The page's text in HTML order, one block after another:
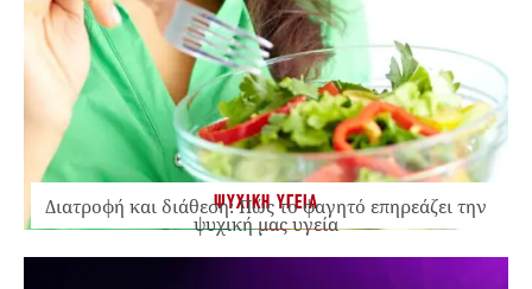
ΨΥΧΙΚΗ ΥΓΕΙΑ
Διατροφή και διάθεση: Πώς το φαγητό επηρεάζει την
ψυχική μας υγεία